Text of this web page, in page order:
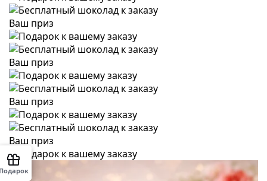
Ваш приз
Ваш приз
Ваш приз
Ваш приз